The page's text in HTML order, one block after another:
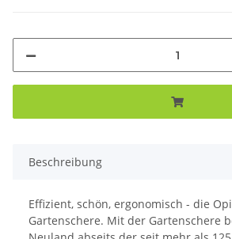
Beschreibung
Effizient, schön, ergonomisch - die
Gartenschere. Mit der Gartenschere